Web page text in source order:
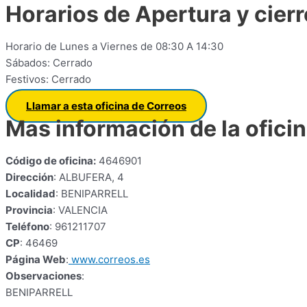
Horarios de Apertura y
Horario de Lunes a Viernes de 08:30 A 14:30
Sábados: Cerrado
Festivos: Cerrado
Llamar a esta oficina de Correos
Mas información de la
Código de oficina: 4646901
Dirección: ALBUFERA, 4
Localidad: BENIPARRELL
Provincia: VALENCIA
Teléfono: 961211707
CP: 46469
Página Web: www.correos.es
Observaciones:
BENIPARRELL